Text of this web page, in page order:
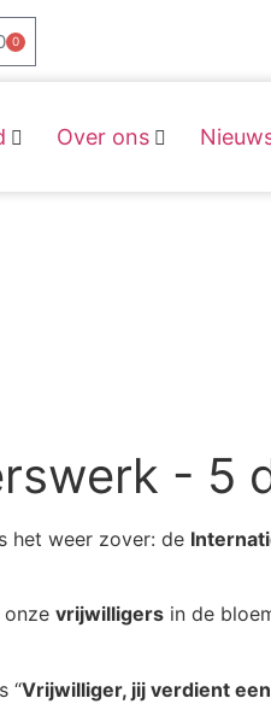
0
Over ons
- 5
het weer zover: de
vrijwilligers in de
“Vrijwilliger, jij verdient